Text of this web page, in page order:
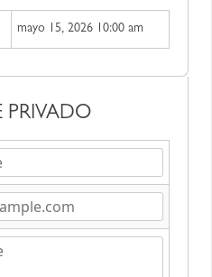
mayo 15, 2026 10:00 am
PRIVADO